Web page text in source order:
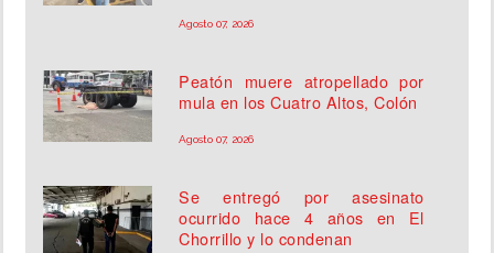
Agosto 07, 2026
Peatón muere atropellado por
mula en los Cuatro Altos, Colón
Agosto 07, 2026
Se entregó por asesinato
ocurrido hace 4 años en El
Chorrillo y lo condenan